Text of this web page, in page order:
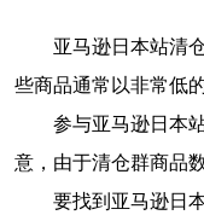
亚马逊日本站清
些商品通常以非常低
参与亚马逊日本
意，由于清仓群商品
要找到亚马逊日